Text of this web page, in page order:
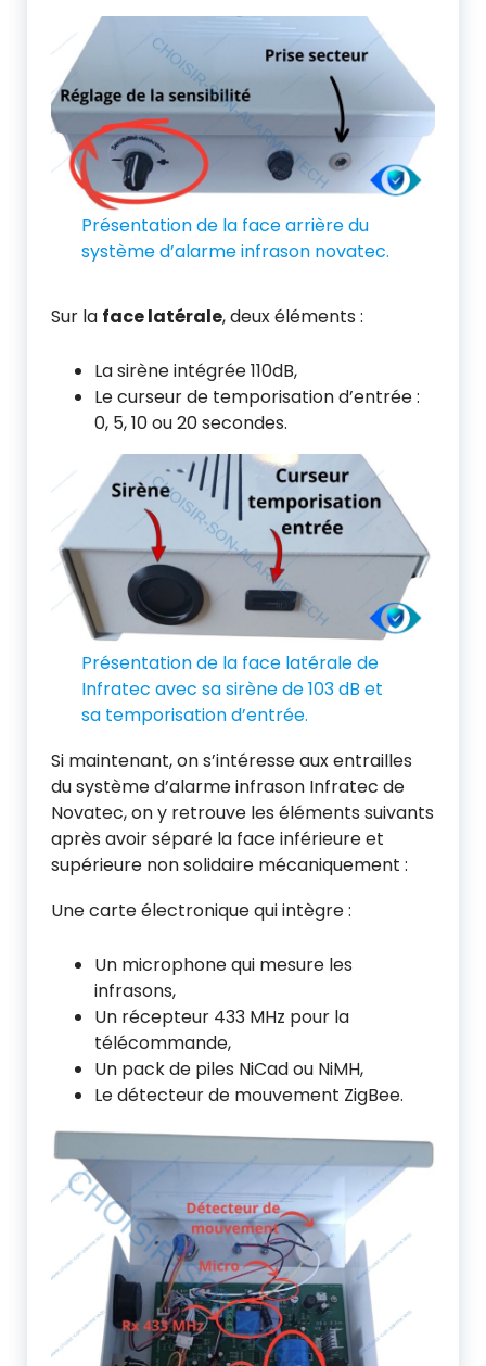
Présentation de la face arrière du
système d’alarme infrason novatec.
Sur la face latérale, deux éléments :
La sirène intégrée 110dB,
Le curseur de temporisation d’entrée :
0, 5, 10 ou 20 secondes.
Présentation de la face latérale de
Infratec avec sa sirène de 103 dB et
sa temporisation d’entrée.
Si maintenant, on s’intéresse aux entrailles
du système d’alarme infrason Infratec de
Novatec, on y retrouve les éléments suivants
après avoir séparé la face inférieure et
supérieure non solidaire mécaniquement :
Une carte électronique qui intègre :
Un microphone qui mesure les
infrasons,
Un récepteur 433 MHz pour la
télécommande,
Un pack de piles NiCad ou NiMH,
Le détecteur de mouvement ZigBee.